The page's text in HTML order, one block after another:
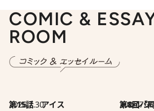
COMIC &
ROOM
2026.7.30
第15話 アイス 第8回「同人誌即売会